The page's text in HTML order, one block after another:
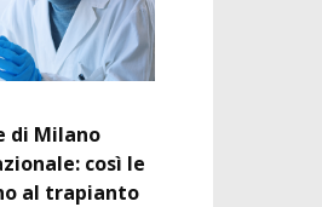
di Milano
così le
al trapianto